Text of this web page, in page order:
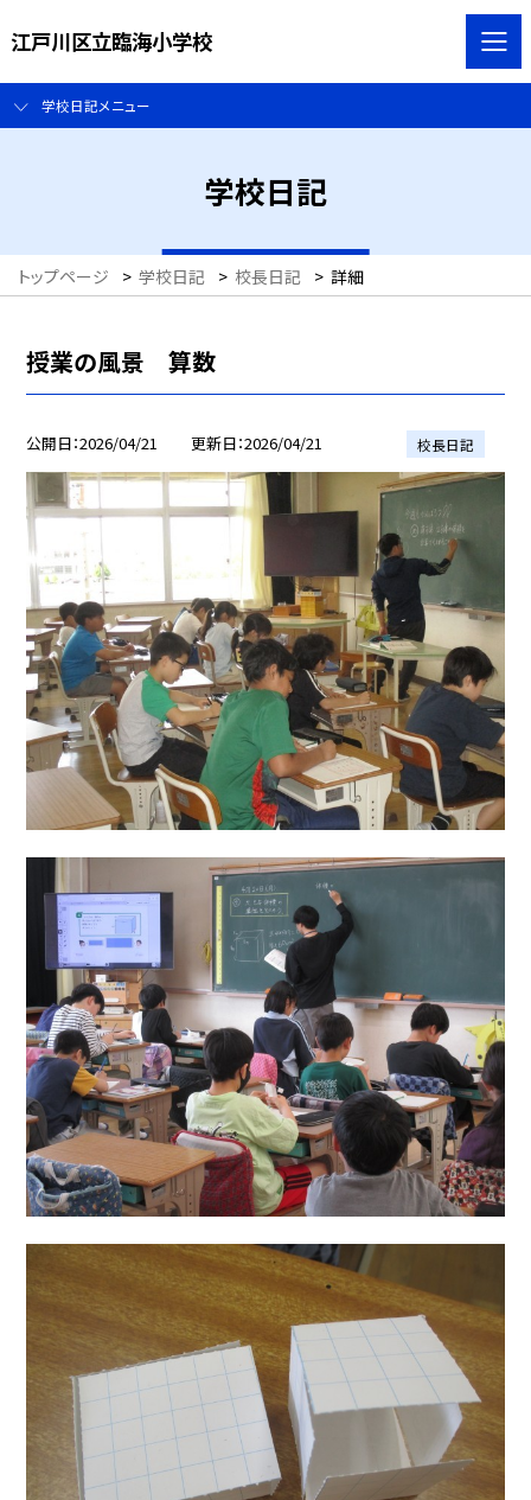
江戸川区立臨海小学校
学校日記メニュー
学校日記
トップページ > 学校日記 > 校長日記 > 詳細
授業の風景 算数
公開日 2026/04/21 更新日 2026/04/21 校長日記